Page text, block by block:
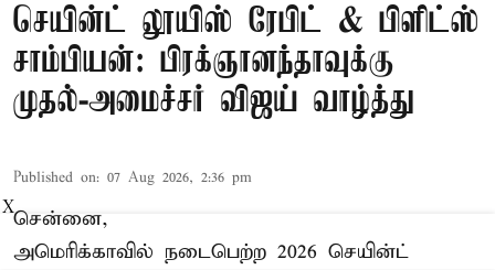
செயின்ட் லூயிஸ் ரேபிட் & பிளிட்ஸ்
சாம்பியன்: பிரக்ஞானந்தாவுக்கு
முதல்-அமைச்சர் விஜய் வாழ்த்து
Published on: 07 Aug 2026, 2:36 pm
சென்னை,
அமெரிக்காவில் நடைபெற்ற 2026 செயின்ட்
X